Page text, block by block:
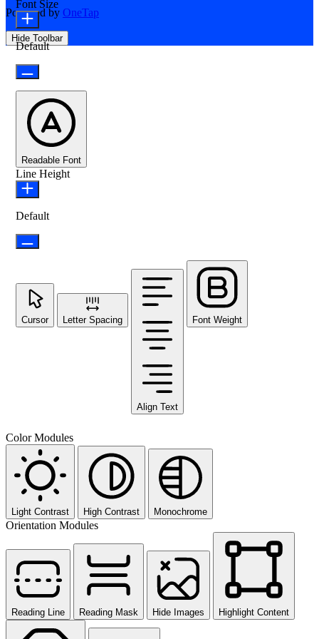
Powered by OneTap
Hide Toolbar
Font Size
Default
Readable Font
Line Height
Default
Cursor Letter Spacing
Align Text
Font Weight
Color Modules
Light Contrast High Contrast Monochrome
Orientation Modules
Reading Line Reading Mask Hide Images Highlight Content